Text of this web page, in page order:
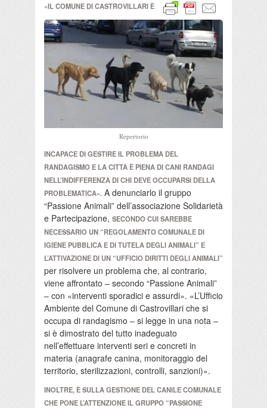
Repertorio
«IL COMUNE DI CASTROVILLARI È
INCAPACE DI GESTIRE IL PROBLEMA DEL
RANDAGISMO E LA CITTÀ È PIENA DI CANI RANDAGI
NELL’INDIFFERENZA DI CHI DEVE OCCUPARSI DELLA
PROBLEMATICA». A denunciarlo il gruppo
“Passione Animali” dell’associazione Solidarietà
e Partecipazione, SECONDO CUI SAREBBE
NECESSARIO UN “REGOLAMENTO COMUNALE DI
IGIENE PUBBLICA E DI TUTELA DEGLI ANIMALI” E
L’ATTIVAZIONE DI UN “UFFICIO DIRITTI DEGLI ANIMALI”
per risolvere un problema che, al contrario,
viene affrontato – secondo “Passione Animali”
– con «interventi sporadici e assurdi». «L’Ufficio
Ambiente del Comune di Castrovillari che si
occupa di randagismo – si legge in una nota –
si è dimostrato del tutto inadeguato
nell’effettuare interventi seri e concreti in
materia (anagrafe canina, monitoraggio del
territorio, sterilizzazioni, controlli, sanzioni)».
INOLTRE, È SULLA GESTIONE DEL CANILE COMUNALE
CHE PONE L’ATTENZIONE IL GRUPPO “PASSIONE